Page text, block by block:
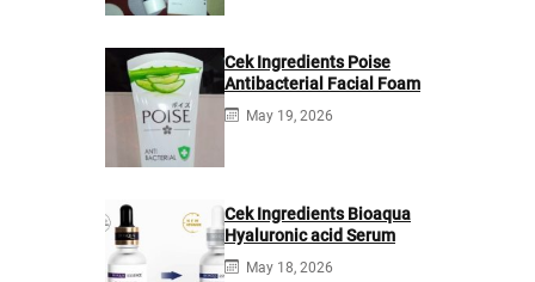
Cek Ingredients Poise
Antibacterial Facial Foam
May 19, 2026
Cek Ingredients Bioaqua
Hyaluronic acid Serum
May 18, 2026